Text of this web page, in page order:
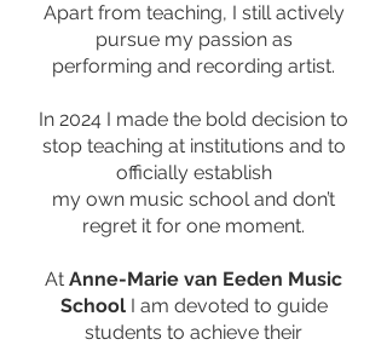
Apart from teaching, I still actively
pursue my passion as
performing and recording artist.
In 2024 I made the bold decision to
stop teaching at institutions and to
officially establish
my own music school and don’t
regret it for one moment.
At Anne-Marie van Eeden Music
SchoolI am devoted to guide
students to achieve their